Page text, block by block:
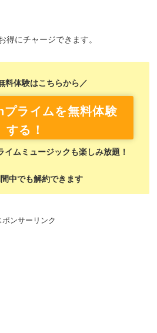
得にチャージできます。
料体験はこちらから／
ライムを無料体験
する！
イムミュージックも楽しみ放題！
中でも解約できます
ポンサーリンク